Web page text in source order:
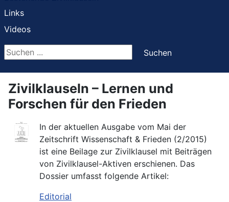
Links
Videos
Suchen ...
Suchen
Zivilklauseln – Lernen und
Forschen für den Frieden
In der aktuellen Ausgabe vom Mai der
Zeitschrift Wissenschaft & Frieden (2/2015)
ist eine Beilage zur Zivilklausel mit Beiträgen
von Zivilklausel-Aktiven erschienen. Das
Dossier umfasst folgende Artikel:
Editorial